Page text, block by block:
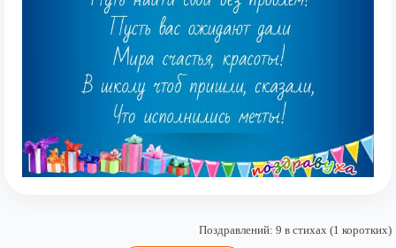
Поздравлений: 9 в стихах (1 коротких)